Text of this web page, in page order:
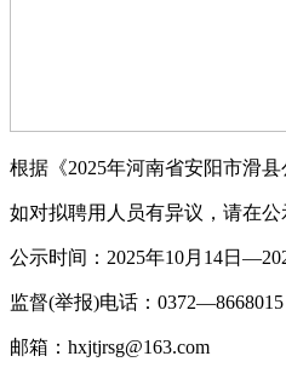
根据《2025年河南省安阳市滑
如对拟聘用人员有异议，请在
公示时间：2025年10月14日
监督(举报)电话：0372—8668015
邮箱：hxjtjrsg@163.com